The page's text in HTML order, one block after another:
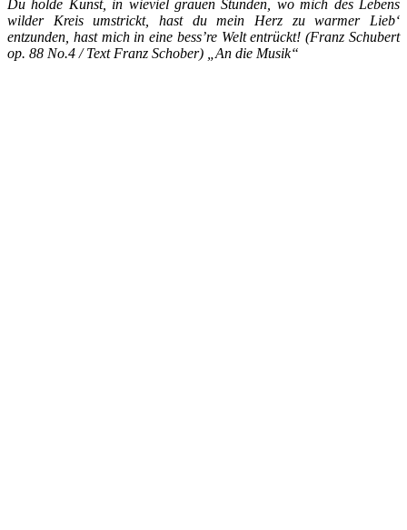
Du holde Kunst, in wieviel grauen Stunden, wo mich des Lebens
wilder Kreis umstrickt, hast du mein Herz zu warmer Lieb‘
entzunden, hast mich in eine bess’re Welt entrückt! (Franz Schubert
op. 88 No.4 / Text Franz Schober) „An die Musik“